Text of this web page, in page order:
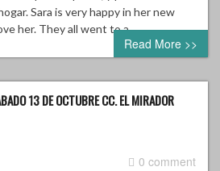
Sara is very happy in her new
her. They all went to a…
Read More >>
13 DE OCTUBRE CC. EL MIRADOR
0 comment